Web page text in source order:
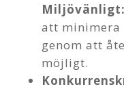
Miljövänligt:
att minimera
genom att
möjligt.